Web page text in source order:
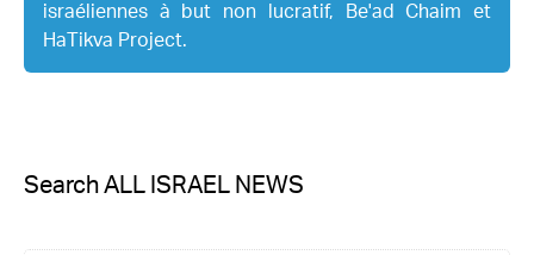
israéliennes à but non lucratif, Be'ad Chaim et
HaTikva Project.
Search ALL ISRAEL NEWS